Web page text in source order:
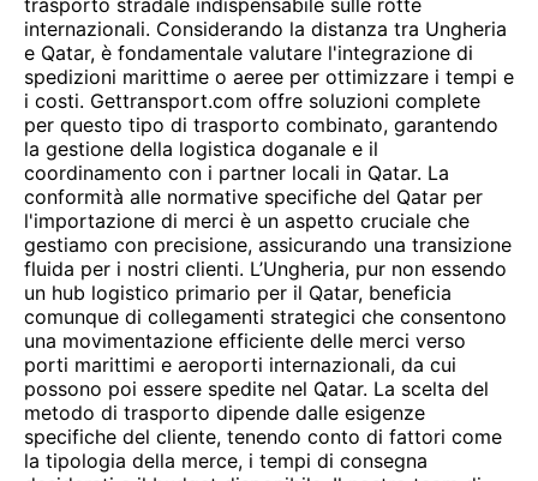
trasporto stradale indispensabile sulle rotte
internazionali. Considerando la distanza tra Ungheria
e Qatar, è fondamentale valutare l'integrazione di
spedizioni marittime o aeree per ottimizzare i tempi e
i costi. Gettransport.com offre soluzioni complete
per questo tipo di trasporto combinato, garantendo
la gestione della logistica doganale e il
coordinamento con i partner locali in Qatar. La
conformità alle normative specifiche del Qatar per
l'importazione di merci è un aspetto cruciale che
gestiamo con precisione, assicurando una transizione
fluida per i nostri clienti. L’Ungheria, pur non essendo
un hub logistico primario per il Qatar, beneficia
comunque di collegamenti strategici che consentono
una movimentazione efficiente delle merci verso
porti marittimi e aeroporti internazionali, da cui
possono poi essere spedite nel Qatar. La scelta del
metodo di trasporto dipende dalle esigenze
specifiche del cliente, tenendo conto di fattori come
la tipologia della merce, i tempi di consegna